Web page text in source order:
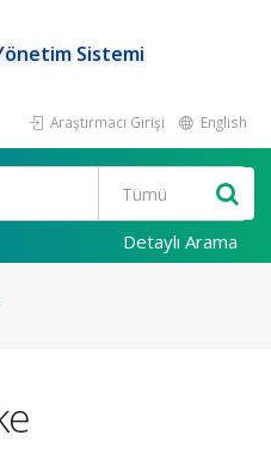
Sistemi
Araştırmacı Girişi English
Detaylı Arama